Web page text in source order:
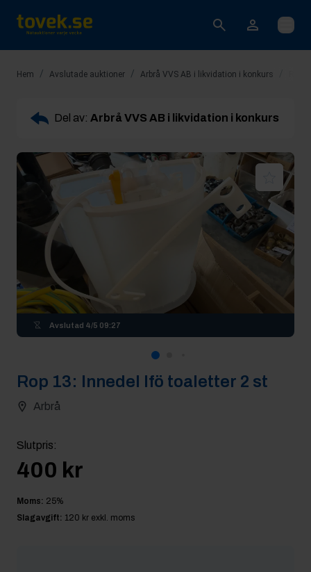
Öppna
Hem / Avslutade auktioner / Arbrå VVS AB i likvidation i konkurs
Del av: Arbrå VVS AB i likvidation i konkurs
Avslutad 4/5 09:27
Rop 13: Innedel Ifö toaletter 2 st
Arbrå
Slutpris:
400 kr
Moms: 25%
Slagavgift: 120 kr exkl. moms